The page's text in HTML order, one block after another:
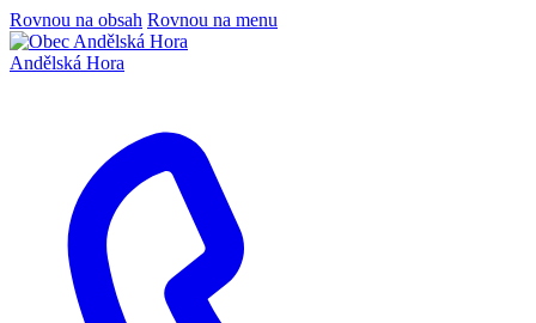
Rovnou na obsah Rovnou na menu
Andělská Hora